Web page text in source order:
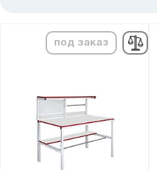
под заказ
Ширина, мм: